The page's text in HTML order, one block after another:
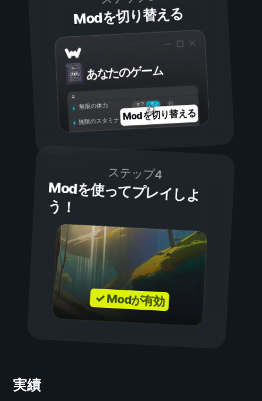
Modを切り替える
あなたのゲーム
オン
オフ
無限の体力
無限のスタミナ Modを切り替える
ステップ4
Modを使ってプレイしよ
う！
✓ Modが有効
実績